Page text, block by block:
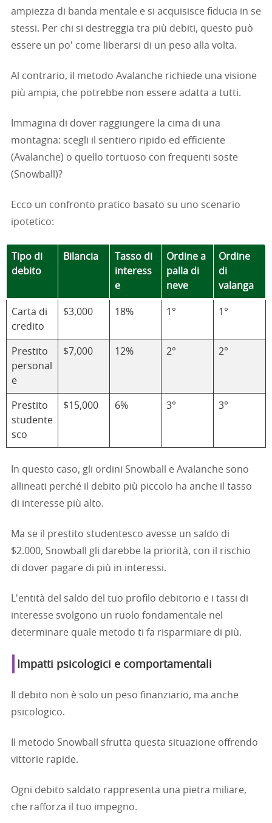
ampiezza di banda mentale e si acquisisce fiducia in se
stessi. Per chi si destreggia tra più debiti, questo può
essere un po' come liberarsi di un peso alla volta.
Al contrario, il metodo Avalanche richiede una visione
più ampia, che potrebbe non essere adatta a tutti.
Immagina di dover raggiungere la cima di una
montagna: scegli il sentiero ripido ed efficiente
(Avalanche) o quello tortuoso con frequenti soste
(Snowball)?
Ecco un confronto pratico basato su uno scenario
ipotetico:
Tipo di
debito
Bilancia
Tasso di
interess
e
Ordine a
palla di
neve
Ordine
di
valanga
Carta di
credito
$3,000 18% 1° 1°
Prestito
personal
e
$7,000 12% 2° 2°
Prestito
studente
sco
$15,000 6% 3° 3°
In questo caso, gli ordini Snowball e Avalanche sono
allineati perché il debito più piccolo ha anche il tasso
di interesse più alto.
Ma se il prestito studentesco avesse un saldo di
$2.000, Snowball gli darebbe la priorità, con il rischio
di dover pagare di più in interessi.
L'entità del saldo del tuo profilo debitorio e i tassi di
interesse svolgono un ruolo fondamentale nel
determinare quale metodo ti fa risparmiare di più.
Impatti psicologici e comportamentali
Il debito non è solo un peso finanziario, ma anche
psicologico.
Il metodo Snowball sfrutta questa situazione offrendo
vittorie rapide.
Ogni debito saldato rappresenta una pietra miliare,
che rafforza il tuo impegno.